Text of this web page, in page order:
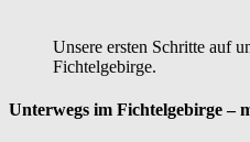
Unsere ersten Schritte auf
Fichtelgebirge.
Unterwegs im Fichtelgebirge –